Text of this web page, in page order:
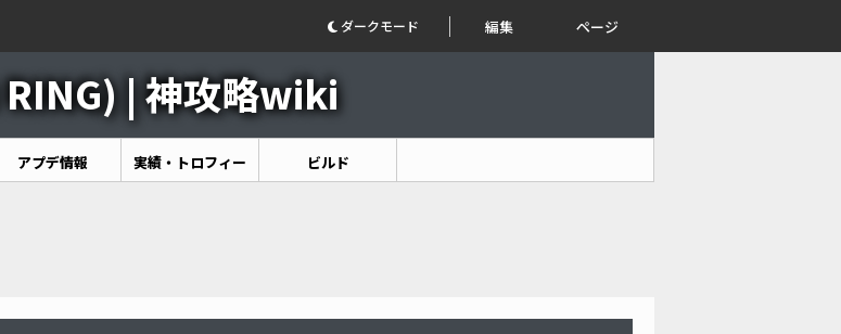
ダークモード 編集 ページ
| 神攻略wiki
アプデ情報 実績・トロフィー ビルド